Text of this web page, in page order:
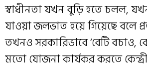
স্বাধীনতা যখন বুড়ি হতে চলল,
যাওয়া জলভাত হয়ে গিয়েছে বলে
তখনও সরকারিভাবে ‘বেটি বচাও,
মতো যোজনা কার্যকর করতে